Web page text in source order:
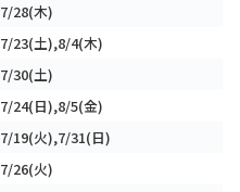
7/28(木)
7/23(土),8/4(木)
7/30(土)
7/24(日),8/5(金)
7/19(火),7/31(日)
7/26(火)